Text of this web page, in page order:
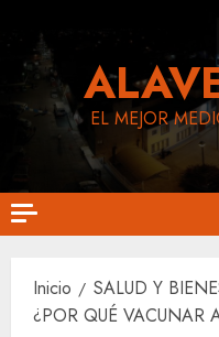
contenido
EL MEJOR
Inicio
SALUD Y
¿POR QUÉ VACUNAR